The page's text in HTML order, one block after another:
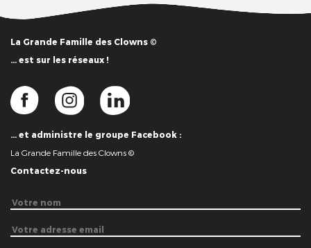
La Grande Famille des Clowns ©
… est sur les réseaux !
… et administre le groupe Facebook :
La Grande Famille des Clowns ©
Contactez-nous